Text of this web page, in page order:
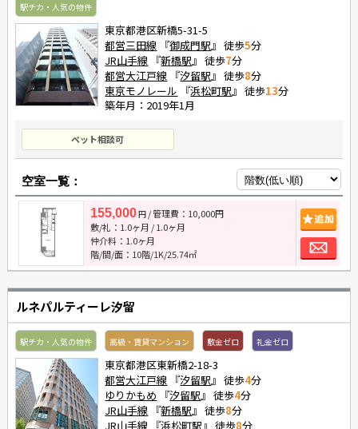
駅チカ・人気の物件
東京都港区新橋5-31-5
都営三田線 『御成門駅 』 徒歩5分
JR山手線 『新橋駅 』 徒歩7分
都営大江戸線 『汐留駅 』 徒歩8分
東京モノレール 『浜松町駅 』 徒歩13分
築年月：2019年1月
ペット相談可
空室一覧：
155,000円/ 管理費：10,000円
敷/礼： 1.0ヶ月 /1.0ヶ月
仲介料： 1.0ヶ月
階/間/面：10階/1K/25.74㎡
追
お
ルネパルティーレ汐留
駅チカ・人気の物件 高級・賃貸マンション 敷金ゼロ 礼金ゼロ
東京都港区東新橋2-18-3
都営大江戸線 『汐留駅 』 徒歩4分
ゆりかもめ 『汐留駅 』 徒歩4分
JR山手線 『新橋駅 』 徒歩8分
JR山手線 『浜松町駅 』 徒歩8分